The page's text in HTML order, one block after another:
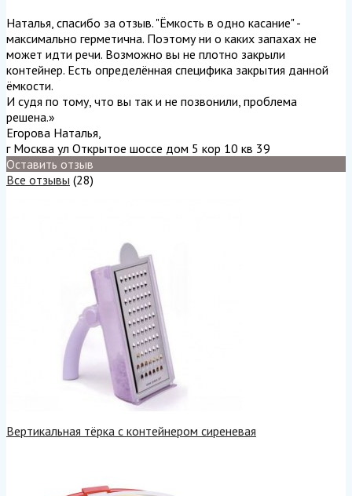
Наталья, спасибо за отзыв. "Ёмкость в одно касание" -
максимально герметична. Поэтому ни о каких запахах не
может идти речи. Возможно вы не плотно закрыли
контейнер. Есть определённая специфика закрытия данной
ёмкости.
И судя по тому, что вы так и не позвонили, проблема
решена.»
Егорова Наталья,
г Москва ул Открытое шоссе дом 5 кор 10 кв 39
Оставить отзыв
Все отзывы (28)
Вертикальная тёрка с контейнером сиреневая